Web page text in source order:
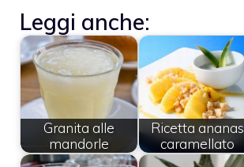
Leggi anche:
Granita alle
mandorle
Ricetta ananas
caramellato